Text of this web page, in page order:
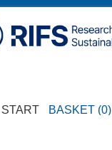
START BASKET (0)